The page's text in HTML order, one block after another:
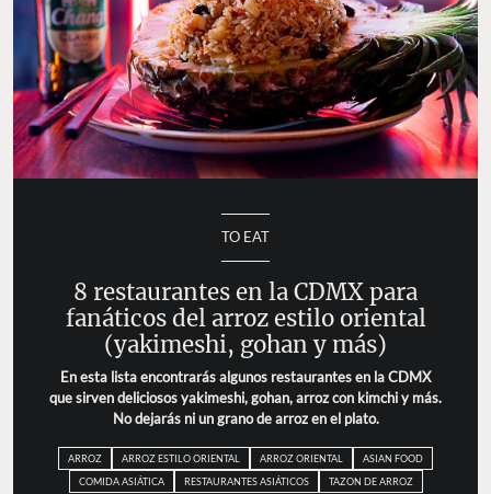
TO EAT
8 restaurantes en la CDMX para
fanáticos del arroz estilo oriental
(yakimeshi, gohan y más)
En esta lista encontrarás algunos restaurantes en la CDMX
que sirven deliciosos yakimeshi, gohan, arroz con kimchi y más.
No dejarás ni un grano de arroz en el plato.
ARROZ ARROZ ESTILO ORIENTAL ARROZ ORIENTAL
ASIAN FOOD
COMIDA ASIÁTICA
RESTAURANTES ASIÁTICOS TAZON DE ARROZ